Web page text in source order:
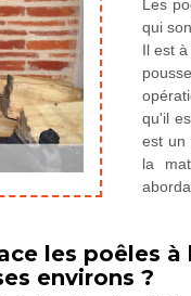
Les
qui
Il est
qu'il
est un
la
les poêles à
environs ?